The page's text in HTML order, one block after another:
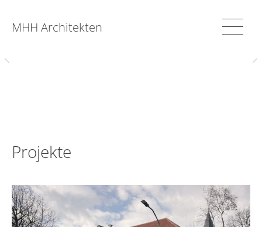
MHH Architekten
Projekte